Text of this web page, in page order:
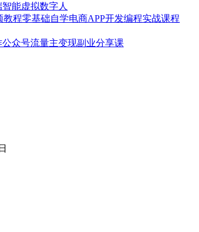
能虚拟数字人
教程零基础自学电商APP开发编程实战课程
众号流量主变现副业分享课